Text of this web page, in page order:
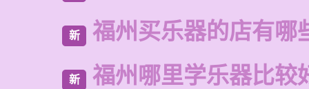
新 福州买乐器的店有哪
新 福州哪里学乐器比较